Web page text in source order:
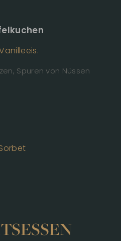
Spuren von Nüssen